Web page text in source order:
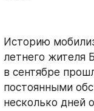
Историю
летнего жителя
в сентябре
постоянными
несколько дней